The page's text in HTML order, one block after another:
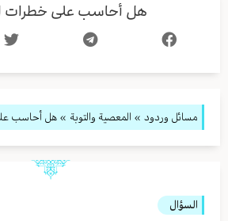
هل أحاسب على خطرات
مسائل وردود » المعصية والتوبة » هل أحاسب
السؤال